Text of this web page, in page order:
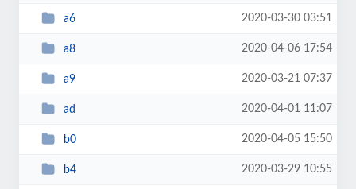
a6 2020-03-30 03:51
a8 2020-04-06 17:54
a9 2020-03-21 07:37
ad 2020-04-01 11:07
b0 2020-04-05 15:50
b4 2020-03-29 10:55